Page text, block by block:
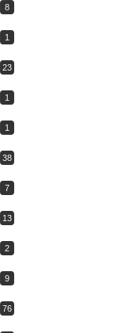
8
1
23
1
1
38
7
13
2
9
76